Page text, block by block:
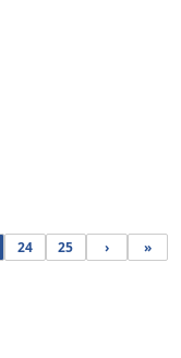
24 25 › »